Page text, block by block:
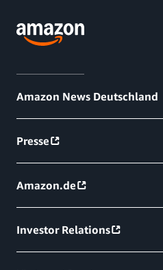
Amazon News Deutschland
Presse
Amazon.de
Investor Relations